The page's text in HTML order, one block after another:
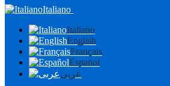
Italiano
Italiano
English
Français
Español
عربى